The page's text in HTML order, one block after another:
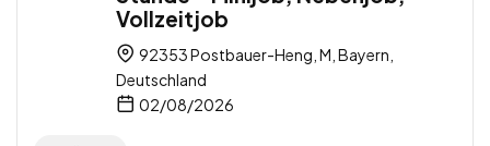
Vollzeitjob
92353 Postbauer-Heng, M, Bayern,
Deutschland
02/08/2026